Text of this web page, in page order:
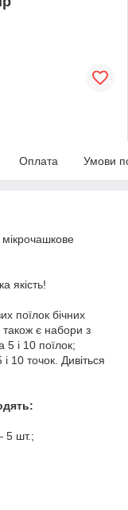
Оплата Умови
якість!
поїлок бічних
також є набори з
5 і 10 поїлок;
10 точок. Дивіться
5 шт.;